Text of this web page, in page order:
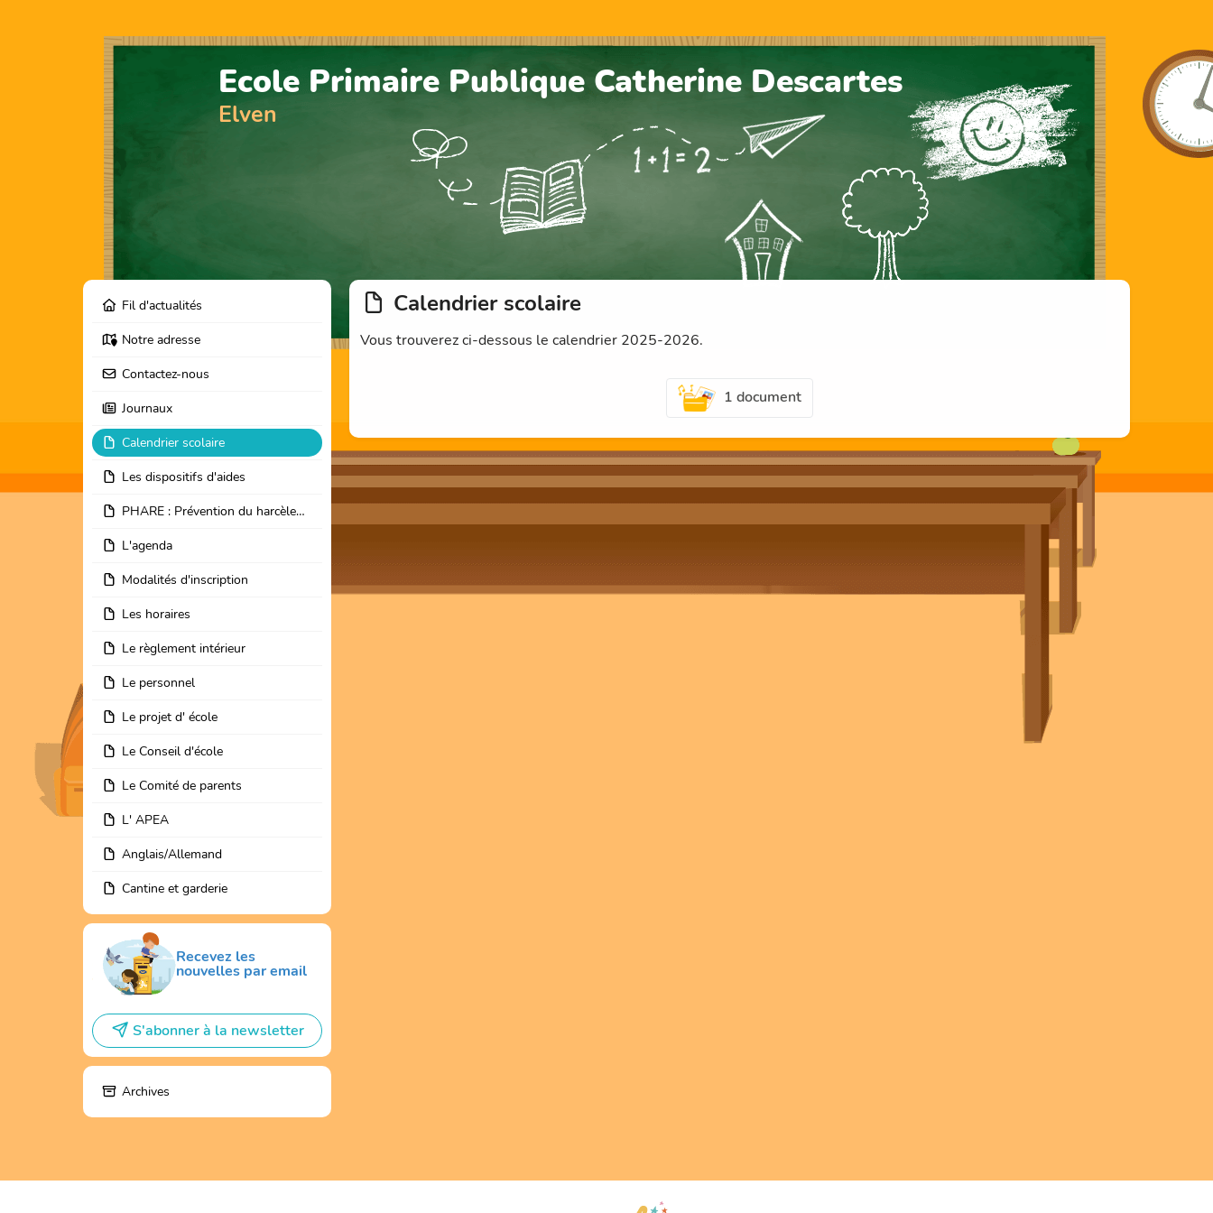
Ecole Primaire Publique Catherine Descartes
Elven
Fil d'actualités
Notre adresse
Contactez-nous
Journaux
Calendrier scolaire
Les dispositifs d'aides
PHARE : Prévention du harcèlement en milieu scolaire
L'agenda
Modalités d'inscription
Les horaires
Le règlement intérieur
Le personnel
Le projet d' école
Le Conseil d'école
Le Comité de parents
L' APEA
Anglais/Allemand
Cantine et garderie
Recevez les
nouvelles par email
S'abonner à la newsletter
Archives
Calendrier scolaire
Vous trouverez ci-dessous le calendrier 2025-2026.
1 document